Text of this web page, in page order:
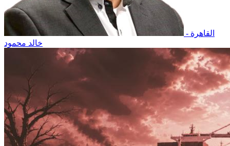
القاهرة -
خالد محمود